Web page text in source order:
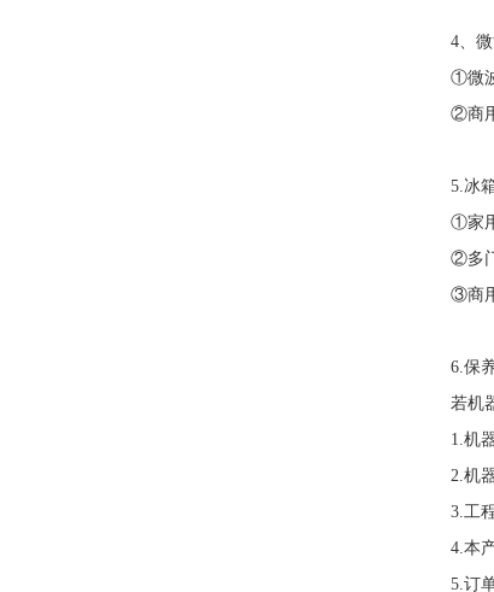
4、
①微
②商
5.冰
①家
②多
③商
6.保
若机
1.机
2.机
3.工
4.本
5.订